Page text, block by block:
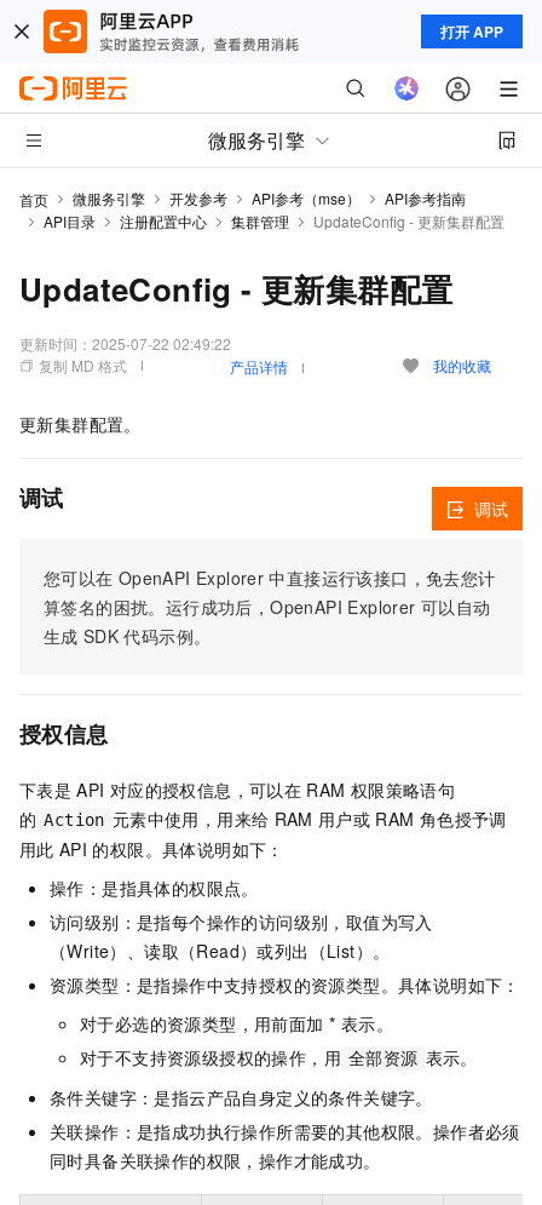
打开 APP
微服务引擎
首页 微服务引擎 开发参考 API参考（mse）
API参考指南
API目录
注册配置中心 集群管理 UpdateConfig - 更新集群配置
UpdateConfig - 更新集群配置
更新时间： 2025-07-22 02:49:22
复制 MD 格式
产品详情 我的收藏
更新集群配置。
调试
您可以在 OpenAPI Explorer 中直接运行该接口，免去您计
算签名的困扰。运行成功后，OpenAPI Explorer 可以自动
生成 SDK 代码示例。
调试
授权信息
下表是 API 对应的授权信息，可以在 RAM 权限策略语句
的 Action 元素中使用，用来给 RAM 用户或 RAM 角色授予调
用此 API 的权限。具体说明如下：
操作：是指具体的权限点。
访问级别：是指每个操作的访问级别，取值为写入
（Write）、读取（Read）或列出（List）。
资源类型：是指操作中支持授权的资源类型。具体说明如下：
对于必选的资源类型，用前面加 * 表示。
对于不支持资源级授权的操作，用 全部资源 表示。
条件关键字：是指云产品自身定义的条件关键字。
关联操作：是指成功执行操作所需要的其他权限。操作者必须
同时具备关联操作的权限，操作才能成功。